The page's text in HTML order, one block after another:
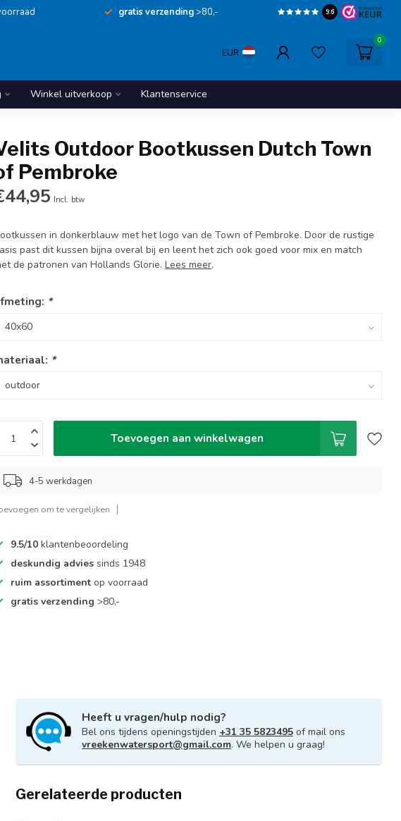
gratis verzending>80,- 9.6
EUR
0
Winkel uitverkoop Klantenservice
Outdoor Bootkussen Dutch Town
Pembroke
Incl. btw
in donkerblauw met het logo van de Town of Pembroke. Door de rustige
past dit kussen bijna overal bij en leent het zich ook goed voor mix en match
de patronen van Hollands Glorie.Lees meer.
*
*
Toevoegen aan winkelwagen
4-5 werkdagen
om te vergelijken
9.5/10 klantenbeoordeling
deskundig advies sinds 1948
ruim assortiment op voorraad
gratis verzending >80,-
Heeft u vragen/hulp nodig?
Bel ons tijdens openingstijden +31 35 5823495 of mail ons
vreekenwatersport@gmail.com. We helpen u graag!
Gerelateerde producten